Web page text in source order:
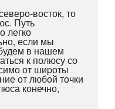
восток, то
Путь
легко
если мы
в нашем
к полюсу со
от шиpоты
от любой точки
конечно,